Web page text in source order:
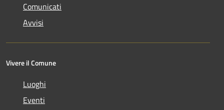
Comunicati
Avvisi
Vivere il Comune
Luoghi
Eventi